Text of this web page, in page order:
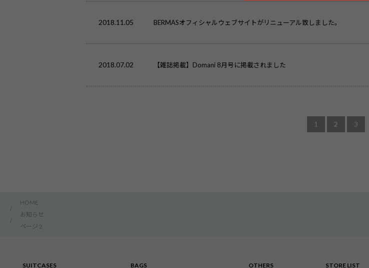
2018.11.05 BERMASオフィシャルウェブサイトがリニューアル致しました。
2018.07.02 【雑誌掲載】Domani 8月号に掲載されました
1 2 3
HOME
/
お知らせ
/
ページ 2
SUITCASES BAGS OTHERS STORE LIST